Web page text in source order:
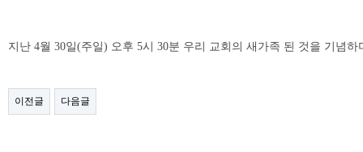
지난 4월 30일(주일) 오후 5시 30분 우리 교회의 새가족 된 것을 기념
이전글 다음글